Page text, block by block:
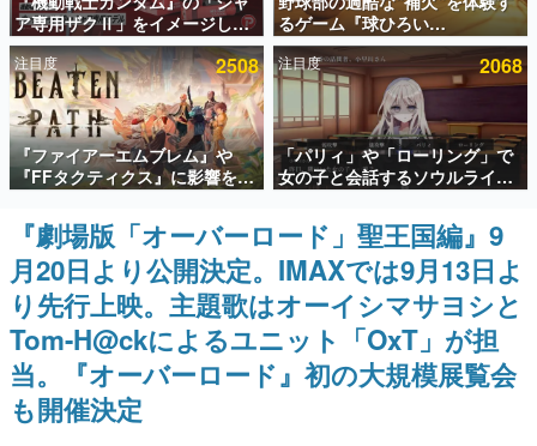
インタビュー
連載・特集一覧
殿堂入り記事
SNS拡散数が数千以上！ ページビュー数万以上！ などな
ど。多くの人々に読まれた、電ファミ渾身の“殿堂入り”記
事をまとめました。
ゲームの企画書
名作ゲームクリエイターの方々に製作時のエピソードをお
聞きし、ヒットする企画（ゲーム）とは何か？を探ってい
きます。
赫本
この物語を解いてはいけない。『赫本』は、〈試験問題〉
の形をした短編ホラー小説集です。
新世代に訊く
ア専用ザクⅡ」をイメージした
散水ホースリールが予約開始。
本体にはシャアのパーソナルマ
ークやジオン公国軍のエンブレ
ム、型式番号などを配置
るゲーム『球ひろい
Simulator』が「1件」のウィッ
シュリストをもとにチェコ語に
対応しSNSで話題に。『キング
ダム・カム』開発元やチェコの
プロ野球選手から称賛の声
注目度 2508
『ファイアーエムブレム』や
『FFタクティクス』に影響を受
けた新作戦略RPG『Beaten
Path』2027年に発売へ。
PC（Steam）、PS5、Xbox、
Switch向けにリリース予定
注目度 2068
「パリィ」や「ローリング」で
女の子と会話するソウルライク
恋愛ゲーム『小早川さんはソウ
ルライク』無料公開。返事に失
敗すると「YOU DIED」
『劇場版「オーバーロード」聖王国編』9
月20日より公開決定。IMAXでは9月13日よ
り先行上映。主題歌はオーイシマサヨシと
Tom-H@ckによるユニット「OxT」が担
当。『オーバーロード』初の大規模展覧会
も開催決定